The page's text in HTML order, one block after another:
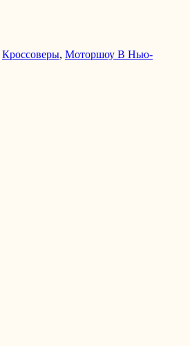
Кроссоверы, Моторшоу В Нью-